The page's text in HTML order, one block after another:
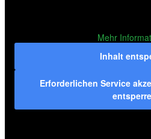
Mehr
Inhalt
Erforderlichen Service